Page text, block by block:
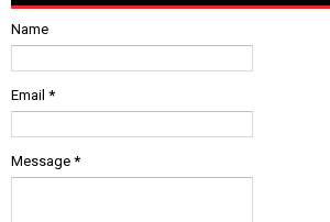
Name
Email *
Message *